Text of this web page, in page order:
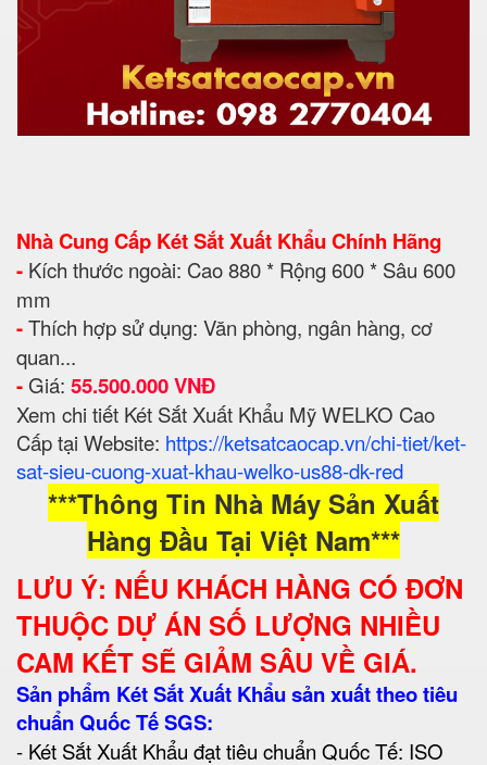
Nhà Cung Cấp Két Sắt Xuất Khẩu Chính Hãng
- Kích thước ngoài: Cao 880 * Rộng 600 * Sâu 600
mm
-Thích hợp sử dụng: Văn phòng, ngân hàng, cơ
quan...
- Giá: 55.500.000 VNĐ
Xem chi tiết Két Sắt Xuất Khẩu Mỹ WELKO Cao
Cấp tại Website: https://ketsatcaocap.vn/chi-tiet/ket-
sat-sieu-cuong-xuat-khau-welko-us88-dk-red
***Thông Tin Nhà Máy Sản Xuất
Hàng Đầu Tại Việt Nam***
LƯU Ý: NẾU KHÁCH HÀNG CÓ ĐƠN
THUỘC DỰ ÁN SỐ LƯỢNG NHIỀU
CAM KẾT SẼ GIẢM SÂU VỀ GIÁ.
Sản phẩm Két Sắt Xuất Khẩu sản xuất theo tiêu
chuẩn Quốc Tế SGS:
- Két Sắt Xuất Khẩu đạt tiêu chuẩn Quốc Tế: ISO